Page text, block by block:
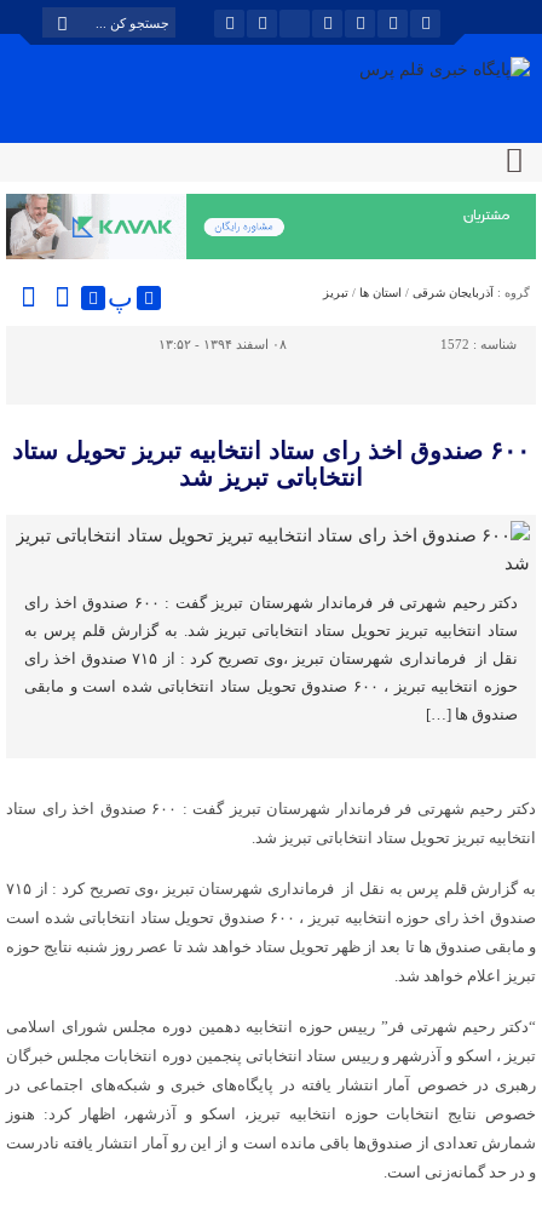
گروه : آذربایجان شرقی / استان ها / تبریز پ
شناسه : 1572 ۰۸ اسفند ۱۳۹۴ - ۱۳:۵۲
۶۰۰ صندوق اخذ رای ستاد انتخابیه تبریز تحویل ستاد
انتخاباتی تبریز شد
دکتر رحیم شهرتی فر فرماندار شهرستان تبریز گفت : ۶۰۰ صندوق اخذ رای
ستاد انتخابیه تبریز تحویل ستاد انتخاباتی تبریز شد. به گزارش قلم پرس به
نقل از فرمانداری شهرستان تبریز ،وی تصریح کرد : از ۷۱۵ صندوق اخذ رای
حوزه انتخابیه تبریز ، ۶۰۰ صندوق تحویل ستاد انتخاباتی شده است و مابقی
صندوق ها […]
دکتر رحیم شهرتی فر فرماندار شهرستان تبریز گفت : ۶۰۰ صندوق اخذ رای ستاد
انتخابیه تبریز تحویل ستاد انتخاباتی تبریز شد.
به گزارش قلم پرس به نقل از فرمانداری شهرستان تبریز ،وی تصریح کرد : از ۷۱۵
صندوق اخذ رای حوزه انتخابیه تبریز ، ۶۰۰ صندوق تحویل ستاد انتخاباتی شده است
و مابقی صندوق ها تا بعد از ظهر تحویل ستاد خواهد شد تا عصر روز شنبه نتایج حوزه
تبریز اعلام خواهد شد.
“دکتر رحیم شهرتی فر” رییس حوزه انتخابیه دهمین دوره مجلس شورای اسلامی
تبریز ، اسکو و آذرشهر و رییس ستاد انتخاباتی پنجمین دوره انتخابات مجلس خبرگان
رهبری در خصوص آمار انتشار یافته در پایگاه‌های خبری و شبکه‌های اجتماعی در
خصوص نتایج انتخابات حوزه انتخابیه تبریز، اسکو و آذرشهر، اظهار کرد: هنوز
شمارش تعدادی از صندوق‌ها باقی مانده است و از این رو آمار انتشار یافته نادرست
و در حد گمانه‌زنی است.